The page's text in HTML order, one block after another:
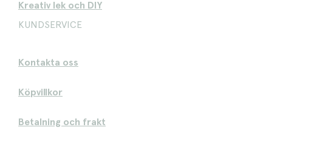
Kreativ lek och DIY
KUNDSERVICE
Kontakta oss
Köpvillkor
Betalning och frakt